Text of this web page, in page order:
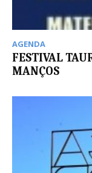
AGENDA
FESTIVAL
MANÇOS